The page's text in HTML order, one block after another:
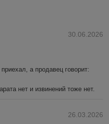
30.06.2026
а продавец говорит:
нет и извинений тоже нет.
26.03.2026